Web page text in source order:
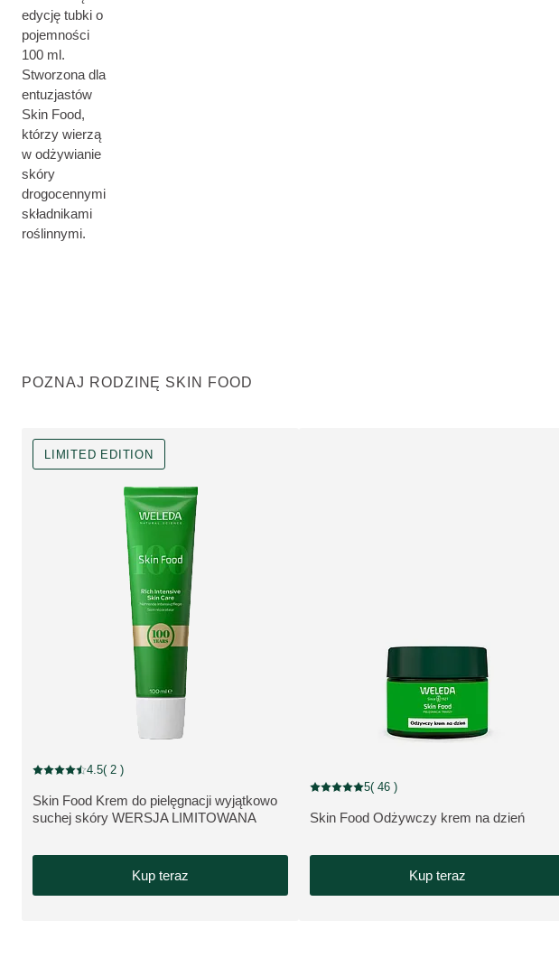
edycję tubki o
pojemności
100 ml.
Stworzona dla
entuzjastów
Skin Food,
którzy wierzą
w odżywianie
skóry
drogocennymi
składnikami
roślinnymi.
POZNAJ RODZINĘ SKIN FOOD
LIMITED EDITION
Limited Edition
ZOBACZ PRODUKT:
Skin Food Krem do pielęgnacji wyjątkowo
suchej skóry WERSJA LIMITOWANA
Current rating: 4.5 out of 5 stars rated by 2 customers
4.5( 2 )
Kup teraz
ZOBACZ PRODUKT:
Skin Food Odżywczy krem na dzień
Current rating: 5 out of 5 stars rated by 46
5( 46 )
Kup teraz